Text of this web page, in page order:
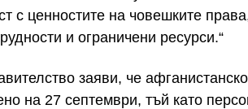
с ценностите на човешките
и ограничени ресурси.“
заяви, че
на 27 септември, тъй като